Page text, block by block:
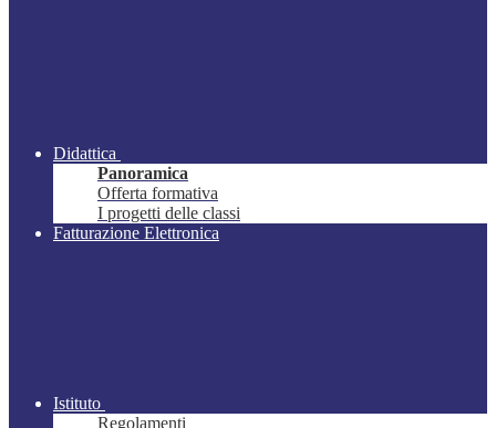
Didattica
Panoramica
Offerta formativa
I progetti delle classi
Fatturazione Elettronica
Istituto
Regolamenti